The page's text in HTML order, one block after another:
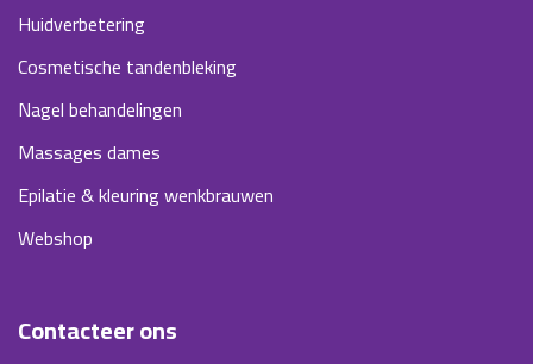
Huidverbetering
Cosmetische tandenbleking
Nagel behandelingen
Massages dames
Epilatie & kleuring wenkbrauwen
Webshop
Contacteer ons